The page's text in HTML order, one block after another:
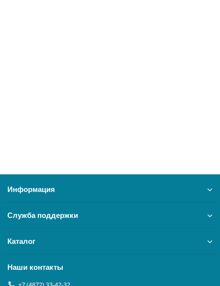
Информация
Служба поддержки
Каталог
Наши контакты